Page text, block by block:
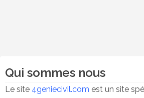
Qui sommes nous
Le site 4geniecivil.com est un site